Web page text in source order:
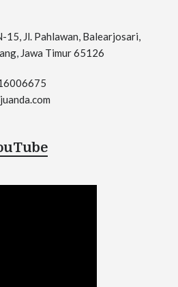
15, Jl. Pahlawan, Balearjosari,
Jawa Timur 65126